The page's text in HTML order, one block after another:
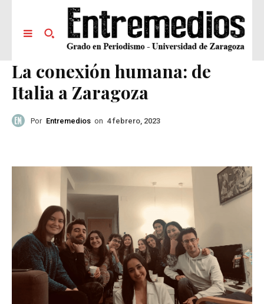
La conexión humana: de
Italia a Zaragoza
Por Entremedios on 4 febrero, 2023